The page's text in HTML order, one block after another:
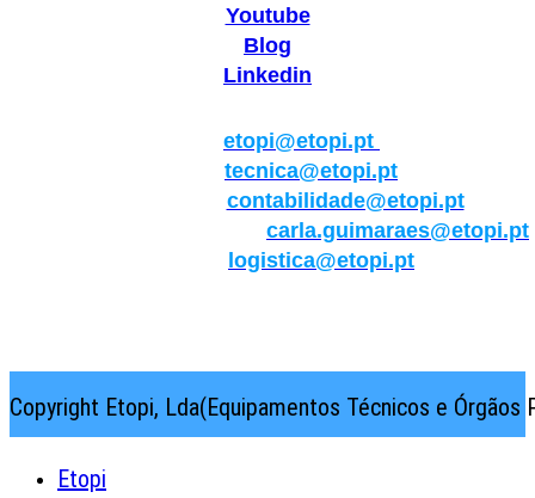
Youtube
Blog
Linkedin
etopi@etopi.pt
tecnica@etopi.pt
contabilidade@etopi.pt
carla.guimaraes@etopi.pt
logistica@etopi.pt
Copyright Etopi, Lda(Equipamentos Técnicos e
Etopi